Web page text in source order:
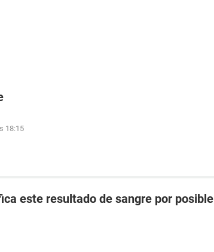
18:15
este resultado de sangre por posible